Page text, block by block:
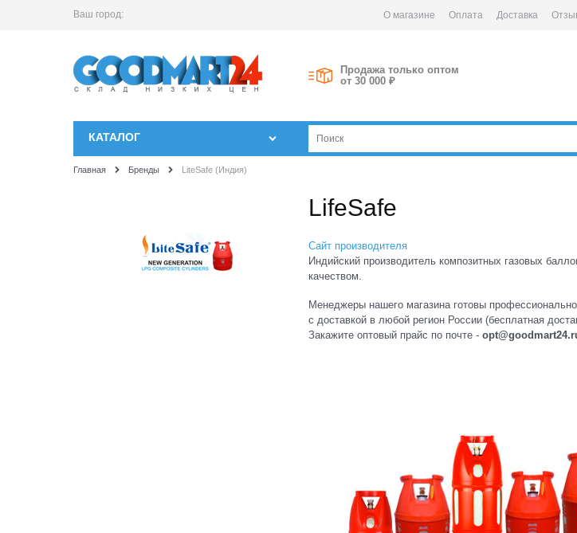
Ваш город: О магазине Оплата Доставка
Продажа только оптом
от 30 000 ₽
КАТАЛОГ
Главная Бренды LiteSafe (Индия)
LifeSafe
Сайт производителя
Индийский производитель композитных газовых
качеством.
Менеджеры нашего магазина готовы
с доставкой в любой регион России (бесплатная
Закажите оптовый прайс по почте -